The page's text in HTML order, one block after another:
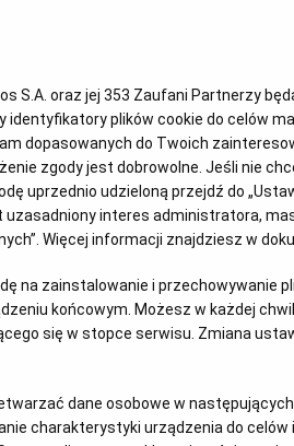
W SPRZEDAŻY! WKRÓTCE
SWOJE KINO ABY ZOBACZYĆ
-
Helios Alfa
-
Helios Jurowiecka
S.A. oraz jej 353 Zaufani Partnerzy
identyfikatory plików cookie do celów
dopasowanych do Twoich
zgody jest dobrowolne. Jeśli nie
uprzednio udzieloną przejdź do
interes administratora,
Więcej informacji znajdziesz w
na zainstalowanie i przechowywanie
końcowym. Możesz w każdej
się w stopce serwisu. Zmiana
dane osobowe w
charakterystyki urządzenia do